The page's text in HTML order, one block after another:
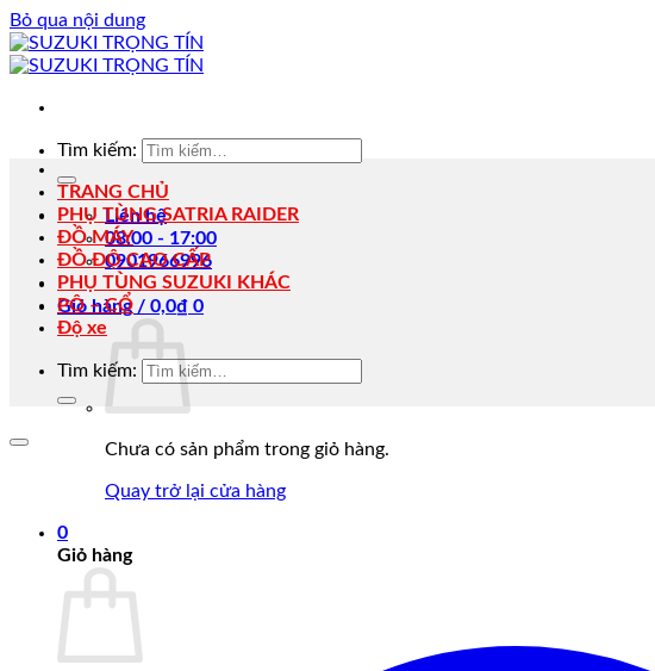
Bỏ qua nội dung
Tìm kiếm:
Liên hệ
08:00 - 17:00
0901966996
Giỏ hàng / 0,0₫ 0
Chưa có sản phẩm trong giỏ hàng.
Quay trở lại cửa hàng
0
Giỏ hàng
TRANG CHỦ
PHỤ TÙNG SATRIA RAIDER
ĐỒ MÁY
ĐỒ ĐỘ CAO CẤP
PHỤ TÙNG SUZUKI KHÁC
PÔ – CỔ
Độ xe
Tìm kiếm: